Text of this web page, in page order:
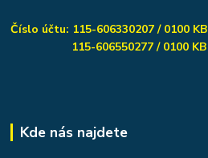
Číslo účtu: 115-606330207 / 0100 KB
115-606550277 / 0100 KB
Kde nás najdete